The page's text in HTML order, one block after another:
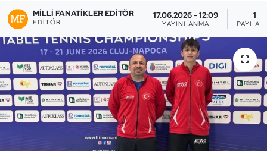
MILLI FANATIKLER EDITÖR
EDITÖR
17.06.2026 - 12:09
YAYINLANMA
1
Briç
Buz Hokeyi
Buz Pateni
Çim Hokeyi